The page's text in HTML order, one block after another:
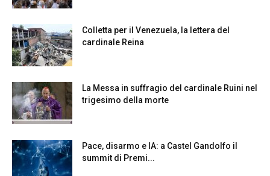
Colletta per il Venezuela, la lettera del
cardinale Reina
La Messa in suffragio del cardinale Ruini nel
trigesimo della morte
Pace, disarmo e IA: a Castel Gandolfo il
summit di Premi...